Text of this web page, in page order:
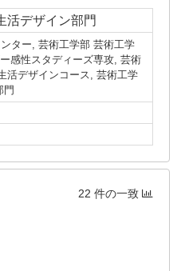
活デザイン部門
ター, 芸術工学部 芸術工学
感性スタディーズ専攻, 芸術
活デザインコース, 芸術工学
門
22 件の一致